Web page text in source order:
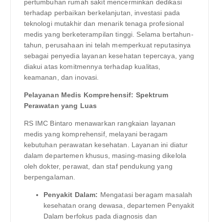
pertumbuhan rumah sakit mencerminkan dedikasi
terhadap perbaikan berkelanjutan, investasi pada
teknologi mutakhir dan menarik tenaga profesional
medis yang berketerampilan tinggi. Selama bertahun-
tahun, perusahaan ini telah memperkuat reputasinya
sebagai penyedia layanan kesehatan tepercaya, yang
diakui atas komitmennya terhadap kualitas,
keamanan, dan inovasi.
Pelayanan Medis Komprehensif: Spektrum
Perawatan yang Luas
RS IMC Bintaro menawarkan rangkaian layanan
medis yang komprehensif, melayani beragam
kebutuhan perawatan kesehatan. Layanan ini diatur
dalam departemen khusus, masing-masing dikelola
oleh dokter, perawat, dan staf pendukung yang
berpengalaman.
Penyakit Dalam: Mengatasi beragam masalah
kesehatan orang dewasa, departemen Penyakit
Dalam berfokus pada diagnosis dan